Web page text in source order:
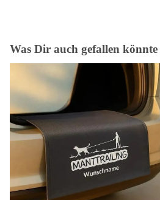
Was Dir auch gefallen könnte
Stoßstangenschutz personalisierbar